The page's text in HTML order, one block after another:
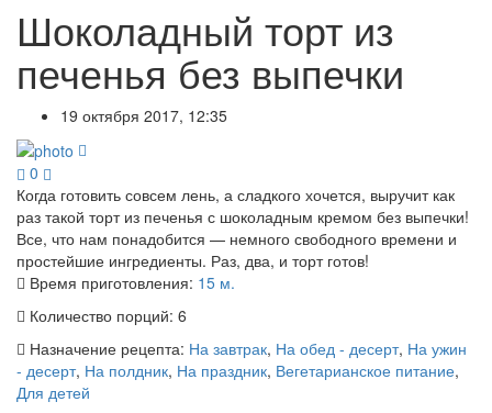
Шоколадный торт из
печенья без выпечки
19 октября 2017, 12:35
0
Когда готовить совсем лень, а сладкого хочется, выручит как
раз такой торт из печенья с шоколадным кремом без выпечки!
Все, что нам понадобится — немного свободного времени и
простейшие ингредиенты. Раз, два, и торт готов!
Время приготовления: 15 м.
Количество порций: 6
Назначение рецепта: На завтрак, На обед - десерт, На ужин
- десерт, На полдник, На праздник, Вегетарианское питание,
Для детей